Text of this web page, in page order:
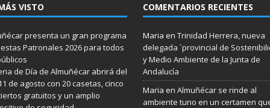
VISTO
presenta un gran programa
Patronales 2026 para todos
de Día de Almuñécar abrirá del
de agosto con 20 casetas, cinco
gratuitos y un amplio
COMENTARIOS RECIENTES
Maria en Trinidad Herrera, nueva
delegada `provincial de
y Medio Ambiente de la Junta de
Andalucía
Maria en Almuñécar se rinde al
ambiente tuno en un certamen